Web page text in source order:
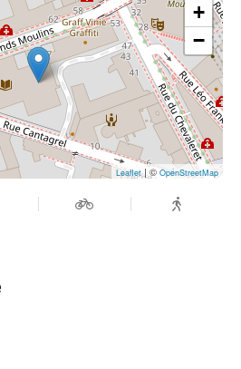
+
−
Leaflet| ©OpenStreetMap